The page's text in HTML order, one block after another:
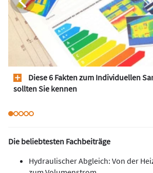
Diese 6 Fakten zum Individuellen
sollten Sie kennen
Die beliebtesten Fachbeiträge
Hydraulischer Abgleich: Von der